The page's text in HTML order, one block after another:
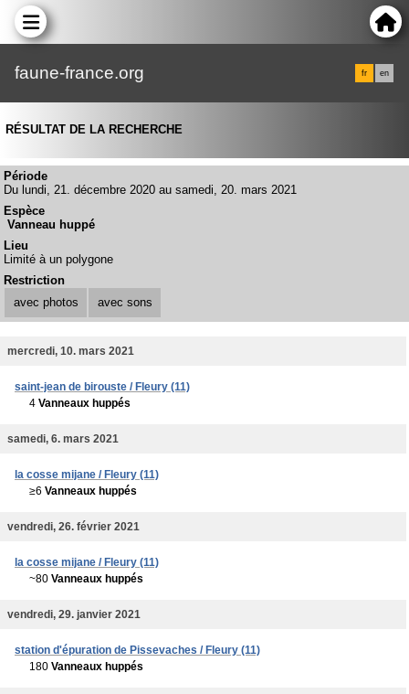
faune-france.org fr en
RÉSULTAT DE LA RECHERCHE
Période
Du lundi, 21. décembre 2020 au samedi, 20. mars 2021
Espèce
Vanneau huppé
Lieu
Limité à un polygone
Restriction
avec photos
avec sons
mercredi, 10. mars 2021
saint-jean de birouste / Fleury (11)
4 Vanneaux huppés
samedi, 6. mars 2021
la cosse mijane / Fleury (11)
≥6 Vanneaux huppés
vendredi, 26. février 2021
la cosse mijane / Fleury (11)
~80 Vanneaux huppés
vendredi, 29. janvier 2021
station d'épuration de Pissevaches / Fleury (11)
180 Vanneaux huppés